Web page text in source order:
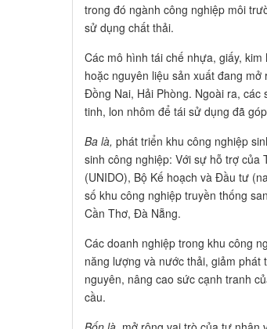
trong đó ngành công nghiệp môi
sử dụng chất thải.
Các mô hình tái chế nhựa, giấy,
hoặc nguyên liệu sản xuất đang
Đồng Nai, Hải Phòng. Ngoài ra,
tinh, lon nhôm để tái sử dụng đã
Ba là, phát triển khu công nghiệp
sinh công nghiệp: Với sự hỗ trợ của
(UNIDO), Bộ Kế hoạch và Đầu tư
số khu công nghiệp truyền thống
Cần Thơ, Đà Nẵng.
Các doanh nghiệp trong khu công
năng lượng và nước thải, giảm
nguyên, nâng cao sức cạnh tranh
cầu.